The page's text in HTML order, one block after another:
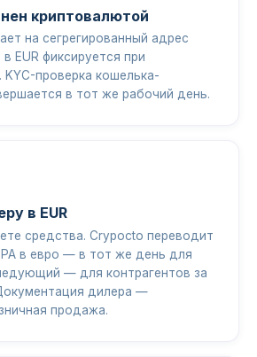
криптовалютой
на сегрегированный адрес
EUR фиксируется при
проверка кошелька-
в тот же рабочий день.
в EUR
средства. Crypocto переводит
в евро — в тот же день для
— для контрагентов за
дилера —
продажа.